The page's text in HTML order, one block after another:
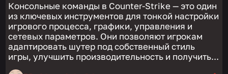
Консольные команды в Counter-Strike — это один
из ключевых инструментов для тонкой настройки
игрового процесса, графики, управления и
сетевых параметров. Они позволяют игрокам
адаптировать шутер под собственный стиль
игры, улучшить производительность и получить...